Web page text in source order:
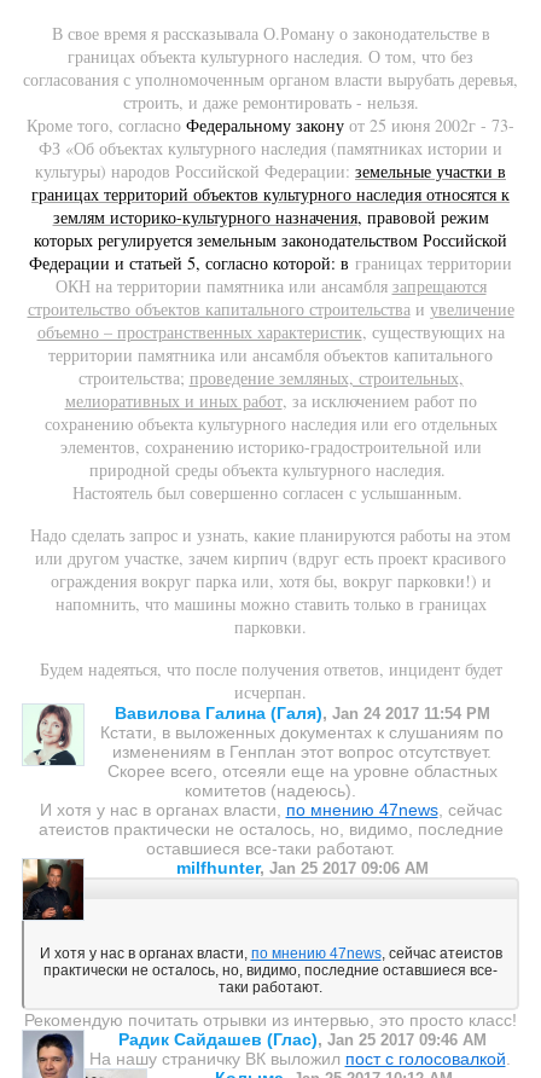
В свое время я рассказывала О.Роману о законодательстве в
границах объекта культурного наследия. О том, что без
согласования с уполномоченным органом власти вырубать деревья,
строить, и даже ремонтировать - нельзя.
Кроме того, согласно Федеральному закону от 25 июня 2002г - 73-
ФЗ «Об объектах культурного наследия (памятниках истории и
культуры) народов Российской Федерации: земельные участки в
границах территорий объектов культурного наследия относятся к
землям историко-культурного назначения, правовой режим
которых регулируется земельным законодательством Российской
Федерации и статьей 5, согласно которой: в границах территории
ОКН на территории памятника или ансамбля запрещаются
строительство объектов капитального строительстваи увеличение
объемно – пространственных характеристик, существующих на
территории памятника или ансамбля объектов капитального
строительства; проведение земляных, строительных,
мелиоративных и иных работ, за исключением работ по
сохранению объекта культурного наследия или его отдельных
элементов, сохранению историко-градостроительной или
природной среды объекта культурного наследия.
Настоятель был совершенно согласен с услышанным.
Надо сделать запрос и узнать, какие планируются работы на этом
или другом участке, зачем кирпич (вдруг есть проект красивого
ограждения вокруг парка или, хотя бы, вокруг парковки!) и
напомнить, что машины можно ставить только в границах
парковки.
Будем надеяться, что после получения ответов, инцидент будет
исчерпан.
Вавилова Галина (Галя), Jan 24 2017 11:54 PM
Кстати, в выложенных документах к слушаниям по
изменениям в Генплан этот вопрос отсутствует.
Скорее всего, отсеяли еще на уровне областных
комитетов (надеюсь).
И хотя у нас в органах власти, по мнению 47news, сейчас
атеистов практически не осталось, но, видимо, последние
оставшиеся все-таки работают.
milfhunter, Jan 25 2017 09:06 AM
И хотя у нас в органах власти, по мнению 47news, сейчас атеистов
практически не осталось, но, видимо, последние оставшиеся все-
таки работают.
Рекомендую почитать отрывки из интервью, это просто класс!
Радик Сайдашев (Глас), Jan 25 2017 09:46 AM
На нашу страничку ВК выложил пост с голосовалкой